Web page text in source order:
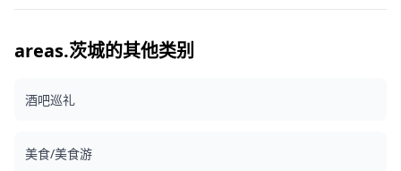
以调整情绪和颜色。 让我们通过我们的摄影服务捕捉您在茨城
到，拍摄时长和交付的照片数量可能会减少。 ・如果在预定日
期前 3 天预测拍摄地点有雨，或者在拍摄当天意外下雨，则有
消拍摄。 ![](https://assets.hldycdn.com/daa665ae-d5eb-
dd00516c6336.jpg)
areas.茨城的其他类别
酒吧巡礼
美食/美食游